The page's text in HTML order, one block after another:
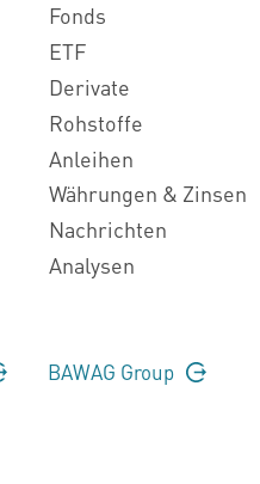
Fonds
ETF
Derivate
Rohstoffe
Anleihen
Währungen & Zinsen
Nachrichten
Analysen
BAWAG Group